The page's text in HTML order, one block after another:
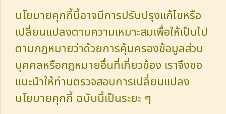
นโยบายคุกกี้นี้อาจมีการปรับปรุงแก้ไขหรือ
เปลี่ยนแปลงตามความเหมาะสมเพื่อให้เป็นไป
ตามกฎหมายว่าด้วยการคุ้มครองข้อมูลส่วน
บุคคลหรือกฎหมายอื่นที่เกี่ยวข้อง เราจึงขอ
แนะนำให้ท่านตรวจสอบการเปลี่ยนแปลง
นโยบายคุกกี้ ฉบับนี้เป็นระยะ ๆ